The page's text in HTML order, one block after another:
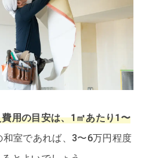
用の目安は、1㎡あたり1〜
室であれば、3〜6万円程度